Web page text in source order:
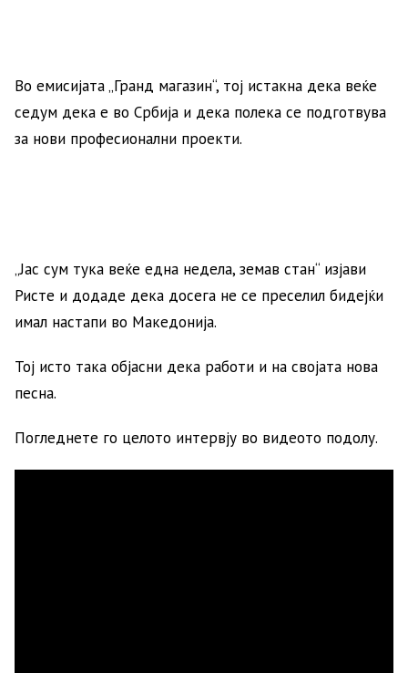
Во емисијата „Гранд магазин“, тој истакна дека веќе
седум дека е во Србија и дека полека се подготвува
за нови професионални проекти.
„Јас сум тука веќе една недела, земав стан“ изјави
Ристе и додаде дека досега не се преселил бидејќи
имал настапи во Македонија.
Тој исто така објасни дека работи и на својата нова
песна.
Погледнете го целото интервју во видеото подолу.